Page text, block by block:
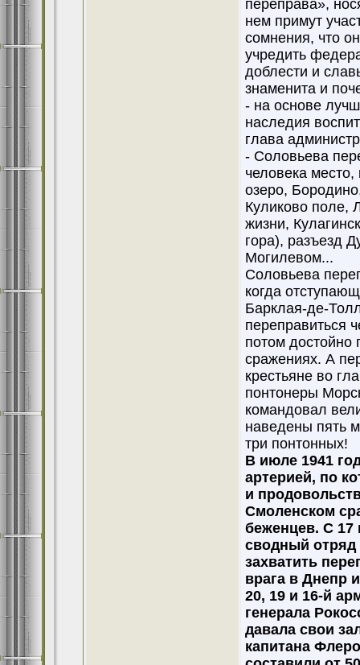
переправа»,
нем примут
сомнения, что
учредить
доблести и
знаменита и
- на основе
наследия
глава
- Соловьева
человека
озеро,
Куликово поле,
жизни,
гора), разъезд
Могилевом...
Соловьева
когда
Барклая-де-
переправиться
потом достойно
сражениях. А
крестьяне во
понтонеры
командовал
наведены пять
три понтонных!
В июле 1941
артерией, по
и
Смоленском
беженцев. С 17
сводный отряд
захватить
врага в Днепр
20, 19 и 16-й
генерала
давала свои
капитана